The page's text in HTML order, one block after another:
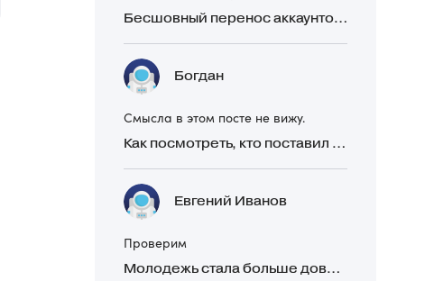
Бесшовный перенос аккаунтов Директа: 4 ошибки и как их избежать
Богдан
Смысла в этом посте не вижу.
Как посмотреть, кто поставил реакцию в Telegram
Евгений Иванов
Проверим
Молодежь стала больше доверять рекомендациям в закрытых Telegram-чатах, чем официальной рекламе